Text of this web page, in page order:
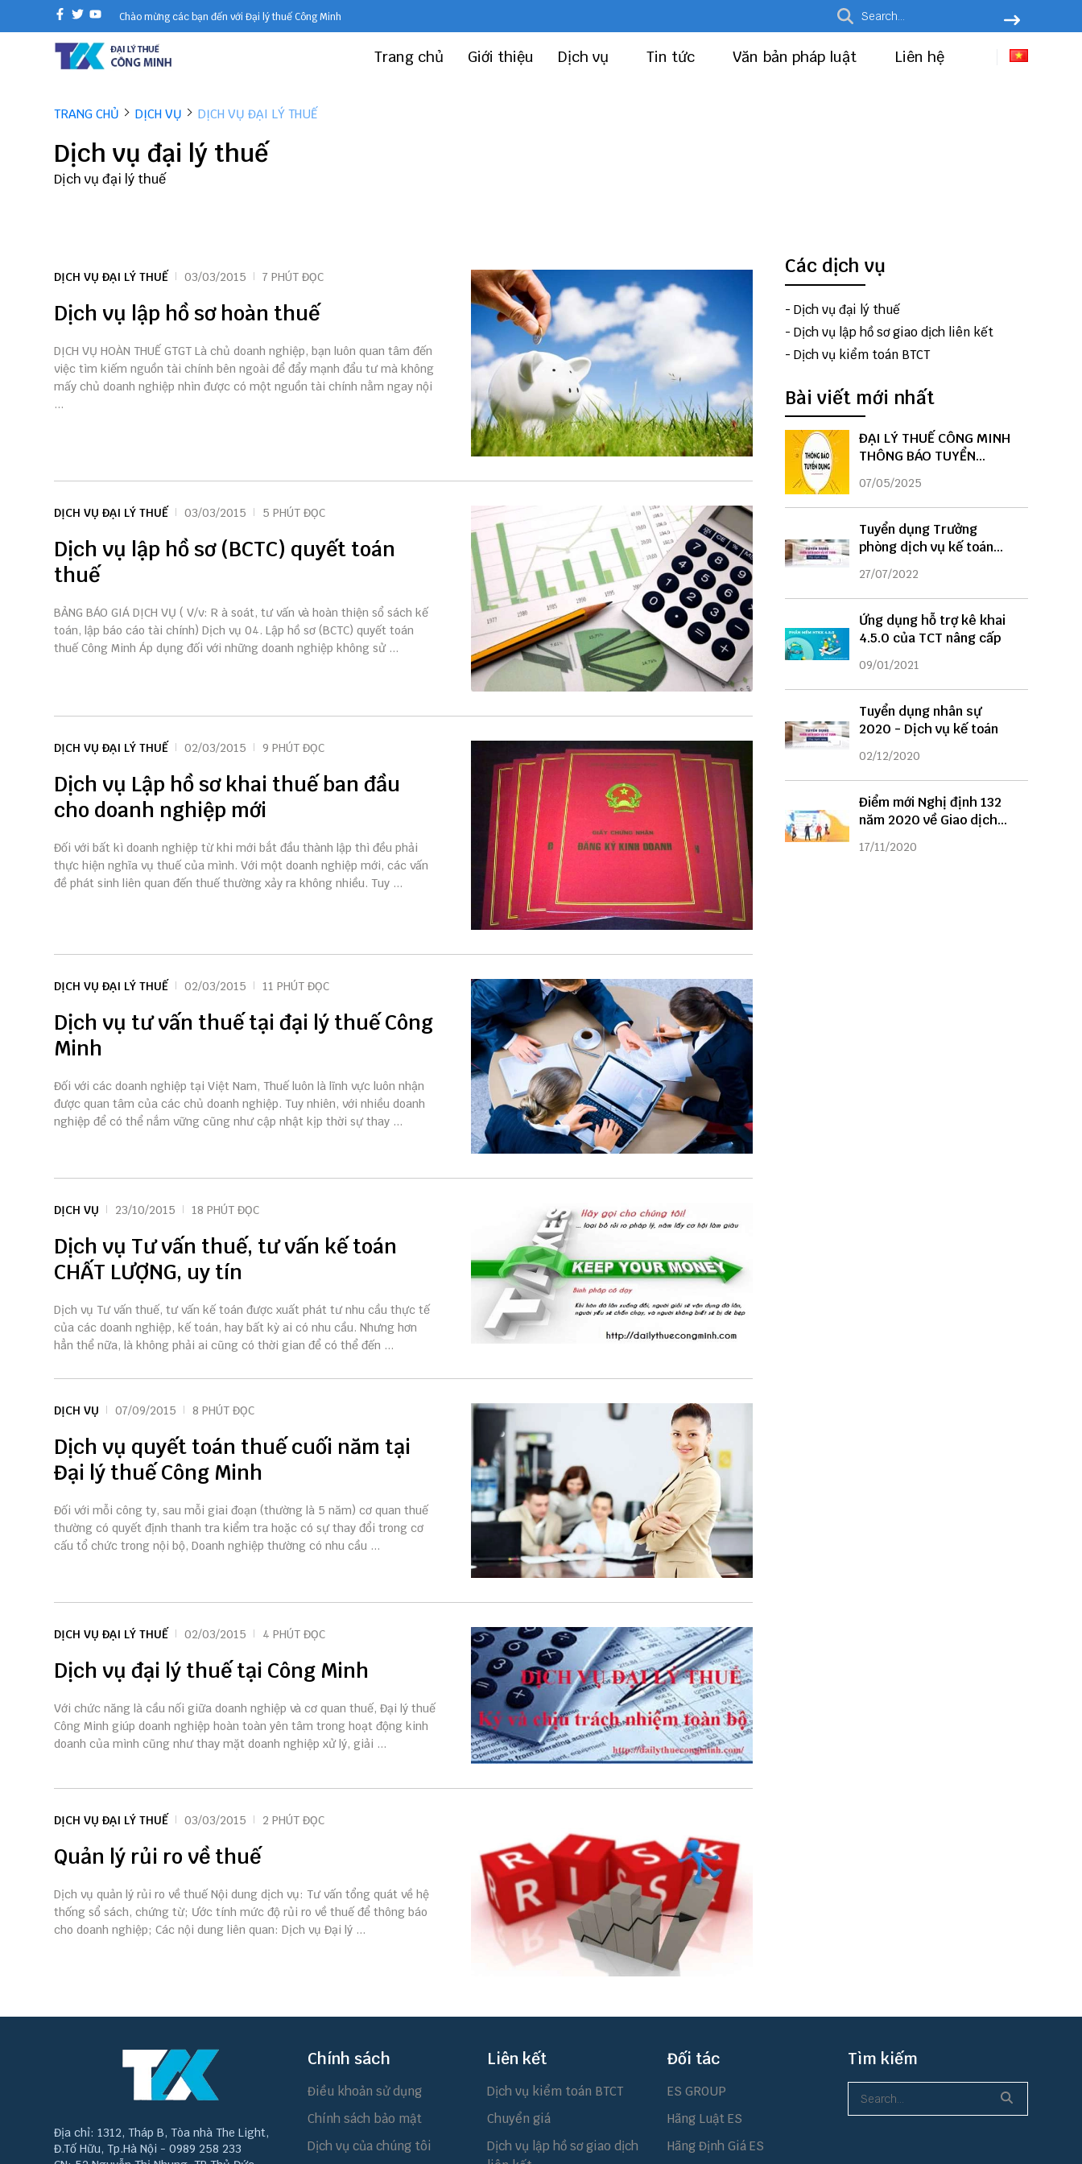
Chào mừng các bạn đến với Đại lý thuế Công Minh
Trang chủ Giới thiệu Dịch vụ Tin tức Văn bản pháp luật Liên hệ
TRANG CHỦ DỊCH VỤ DỊCH VỤ ĐẠI LÝ THUẾ
Dịch vụ đại lý thuế
Dịch vụ đại lý thuế
DỊCH VỤ ĐẠI LÝ THUẾ 03/03/2015 7 PHÚT ĐỌC
Dịch vụ lập hồ sơ hoàn thuế
DỊCH VỤ HOÀN THUẾ GTGT Là chủ doanh nghiệp, bạn luôn quan tâm đến
việc tìm kiếm nguồn tài chính bên ngoài để đẩy mạnh đẩu tư mà không
mấy chủ doanh nghiệp nhìn được có một nguồn tài chính nằm ngay nội
...
DỊCH VỤ ĐẠI LÝ THUẾ 03/03/2015 5 PHÚT ĐỌC
Dịch vụ lập hồ sơ (BCTC) quyết toán
thuế
BẢNG BÁO GIÁ DỊCH VỤ ( V/v: R à soát, tư vấn và hoàn thiện sổ sách kế
toán, lập báo cáo tài chính) Dịch vụ 04. Lập hồ sơ (BCTC) quyết toán
thuế Công Minh Áp dụng đối với những doanh nghiệp không sử ...
DỊCH VỤ ĐẠI LÝ THUẾ 02/03/2015 9 PHÚT ĐỌC
Dịch vụ Lập hồ sơ khai thuế ban đầu
cho doanh nghiệp mới
Đối với bất kì doanh nghiệp từ khi mới bắt đầu thành lập thì đều phải
thực hiện nghĩa vụ thuế của mình. Với một doanh nghiệp mới, các vấn
đề phát sinh liên quan đến thuế thường xảy ra không nhiều. Tuy ...
DỊCH VỤ ĐẠI LÝ THUẾ 02/03/2015 11 PHÚT ĐỌC
Dịch vụ tư vấn thuế tại đại lý thuế Công
Minh
Đối với các doanh nghiệp tại Việt Nam, Thuế luôn là lĩnh vực luôn nhận
được quan tâm của các chủ doanh nghiệp. Tuy nhiên, với nhiều doanh
nghiệp để có thể nắm vững cũng như cập nhật kịp thời sự thay ...
DỊCH VỤ 23/10/2015 18 PHÚT ĐỌC
Dịch vụ Tư vấn thuế, tư vấn kế toán
CHẤT LƯỢNG, uy tín
Dịch vụ Tư vấn thuế, tư vấn kế toán được xuất phát tư nhu cầu thực tế
của các doanh nghiệp, kế toán, hay bất kỳ ai có nhu cầu. Nhưng hơn
hẳn thể nữa, là không phải ai cũng có thời gian để có thể đến ...
DỊCH VỤ 07/09/2015 8 PHÚT ĐỌC
Dịch vụ quyết toán thuế cuối năm tại
Đại lý thuế Công Minh
Đối với mỗi công ty, sau mỗi giai đoạn (thường là 5 năm) cơ quan thuế
thường có quyết định thanh tra kiểm tra hoặc có sự thay đổi trong cơ
cấu tổ chức trong nội bộ, Doanh nghiệp thường có nhu cầu ...
DỊCH VỤ ĐẠI LÝ THUẾ 02/03/2015 4 PHÚT ĐỌC
Dịch vụ đại lý thuế tại Công Minh
Với chức năng là cầu nối giữa doanh nghiệp và cơ quan thuế, Đại lý thuế
Công Minh giúp doanh nghiệp hoàn toàn yên tâm trong hoạt động kinh
doanh của mình cũng như thay mặt doanh nghiệp xử lý, giải ...
DỊCH VỤ ĐẠI LÝ THUẾ 03/03/2015 2 PHÚT ĐỌC
Quản lý rủi ro về thuế
Dịch vụ quản lý rủi ro về thuế Nội dung dịch vụ: Tư vấn tổng quát về hệ
thống sổ sách, chứng từ; Ước tính mức độ rủi ro về thuế để thông báo
cho doanh nghiệp; Các nội dung liên quan: Dịch vụ Đại lý ...
Các dịch vụ
- Dịch vụ đại lý thuế
- Dịch vụ lập hồ sơ giao dịch liên kết
- Dịch vụ kiểm toán BTCT
Bài viết mới nhất
ĐẠI LÝ THUẾ CÔNG MINH
THÔNG BÁO TUYỂN
DỤNG
07/05/2025
Tuyển dụng Trưởng
phòng dịch vụ kế toán
năm 2022
27/07/2022
Ứng dụng hỗ trợ kê khai
4.5.0 của TCT nâng cấp
09/01/2021
Tuyển dụng nhân sự
2020 - Dịch vụ kế toán
02/12/2020
Điểm mới Nghị định 132
năm 2020 về Giao dịch
liên kết
17/11/2020
Địa chỉ: 1312, Tháp B, Tòa nhà The Light,
Đ.Tố Hữu, Tp.Hà Nội - 0989 258 233
Chính sách
Điều khoản sử dụng
Chính sách bảo mật
Dịch vụ của chúng tôi
Liên kết
Dịch vụ kiểm toán BTCT
Chuyển giá
Dịch vụ lập hồ sơ giao dịch
Đối tác
ES GROUP
Hãng Luật ES
Hãng Định Giá ES
Tìm kiếm